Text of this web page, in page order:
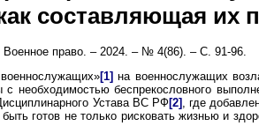
составляющая их
Военное право. – 2024. – № 4(86). – С. 91-96.
[1] на военнослужащих
необходимостью беспрекословного
Устава ВС РФ[2] , где
готов не только рисковать жизнью и